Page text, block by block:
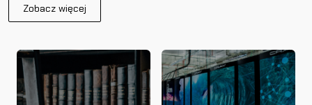
Zobacz więcej